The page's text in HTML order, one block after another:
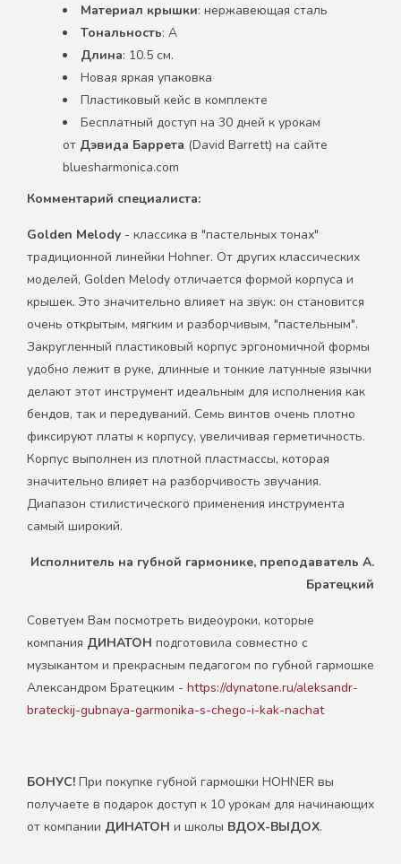
Материал крышки: нержавеющая сталь
Тональность: A
Длина: 10.5 см.
Новая яркая упаковка
Пластиковый кейс в комплекте
Бесплатный доступ на 30 дней к урокам
от Дэвида Баррета (David Barrett) на сайте
bluesharmonica.com
Комментарий специалиста:
Golden Melody - классика в "пастельных тонах"
традиционной линейки Hohner. От других классических
моделей, Golden Melody отличается формой корпуса и
крышек. Это значительно влияет на звук: он становится
очень открытым, мягким и разборчивым, "пастельным".
Закругленный пластиковый корпус эргономичной формы
удобно лежит в руке, длинные и тонкие латунные язычки
делают этот инструмент идеальным для исполнения как
бендов, так и передуваний. Семь винтов очень плотно
фиксируют платы к корпусу, увеличивая герметичность.
Корпус выполнен из плотной пластмассы, которая
значительно влияет на разборчивость звучания.
Диапазон стилистического применения инструмента
самый широкий.
Исполнитель на губной гармонике, преподаватель А.
Братецкий
Советуем Вам посмотреть видеоуроки, которые
компания ДИНАТОН подготовила совместно с
музыкантом и прекрасным педагогом по губной гармошке
Александром Братецким - https://dynatone.ru/aleksandr-
brateckij-gubnaya-garmonika-s-chego-i-kak-nachat
БОНУС! При покупке губной гармошки HOHNER вы
получаете в подарок доступ к 10 урокам для начинающих
от компании ДИНАТОН и школы ВДОХ-ВЫДОХ.